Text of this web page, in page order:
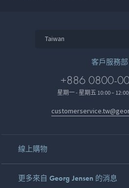
Taiwan
客戶服務部
+886 0800-
星期一 - 星期五 10:00 –
線上購物
更多來自 Georg Jensen 的消息